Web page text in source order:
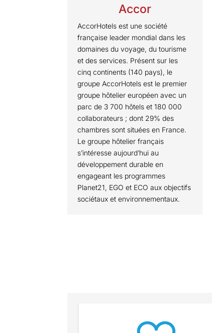
Accor
AccorHotels est une société
française leader mondial dans les
domaines du voyage, du tourisme
et des services. Présent sur les
cinq continents (140 pays), le
groupe AccorHotels est le premier
groupe hôtelier européen avec un
parc de 3 700 hôtels et 180 000
collaborateurs ; dont 29% des
chambres sont situées en France.
Le groupe hôtelier français
s’intéresse aujourd’hui au
développement durable en
engageant les programmes
Planet21, EGO et ECO aux objectifs
sociétaux et environnementaux.